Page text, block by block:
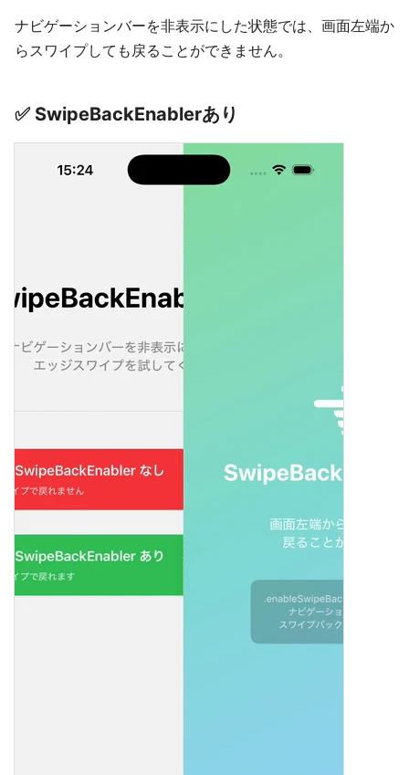
ナビゲーションバーを非表示にした状態では、画面左端か
らスワイプしても戻ることができません。
✅ SwipeBackEnablerあり